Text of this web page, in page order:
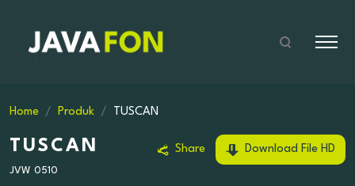
Home Produk TUSCAN
TUSCAN
JVW 0510
Share Download File HD